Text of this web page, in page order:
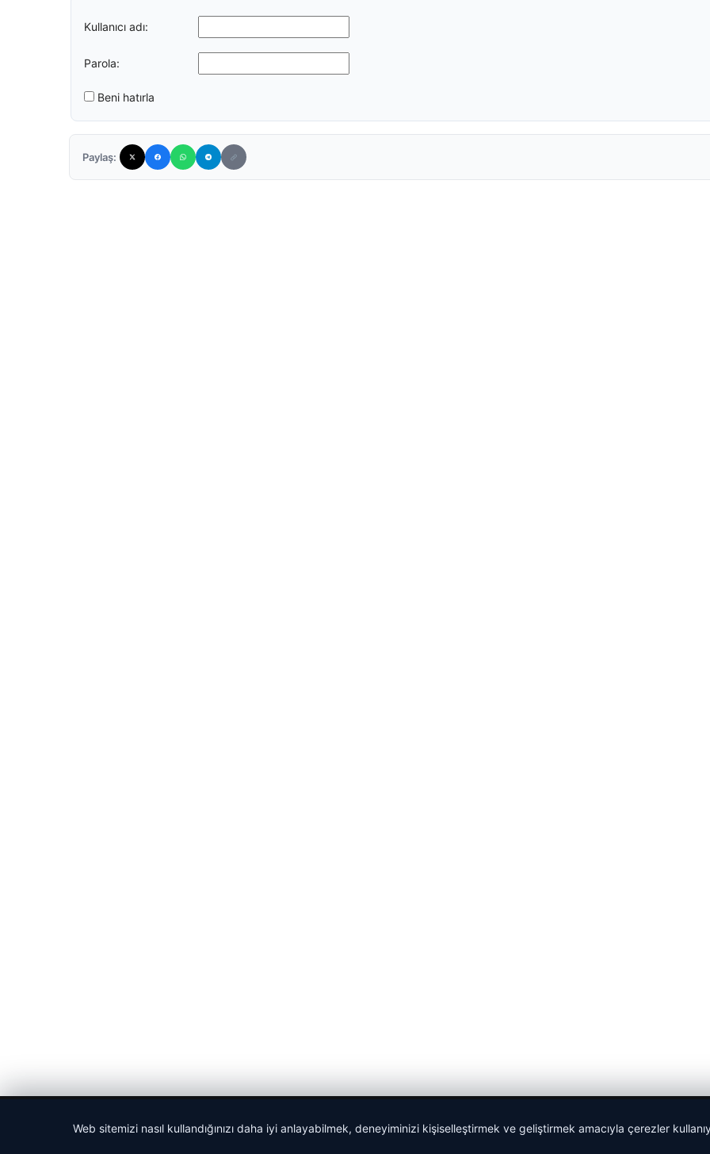
Kullanıcı adı:
Parola:
Beni hatırla
Paylaş:
Web sitemizi nasıl kullandığınızı daha iyi anlayabilmek, deneyiminizi kişiselleştirmek ve geliştirmek amacıyla çerezler